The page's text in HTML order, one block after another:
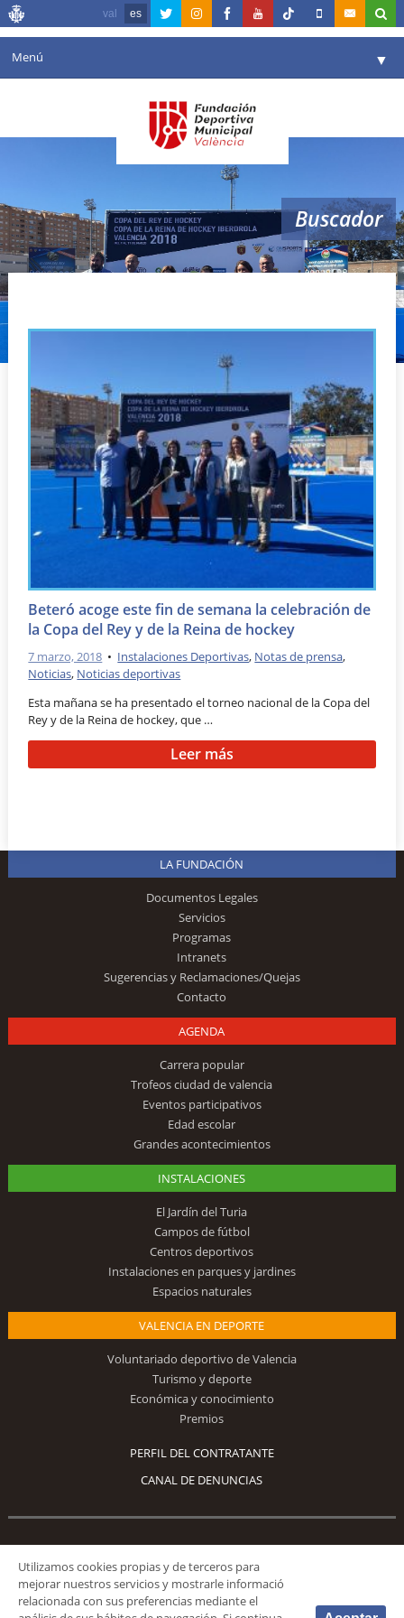
val es
Menú ▼
Agenda
Comunicación ▼
Valencia en deporte ▼
Buscador
copa rey y reina hockey
Beteró acoge este fin de semana la celebración de
la Copa del Rey y de la Reina de hockey
7 marzo, 2018 • Instalaciones Deportivas, Notas de prensa,
Noticias, Noticias deportivas
Esta mañana se ha presentado el torneo nacional de la Copa del
Rey y de la Reina de hockey, que …
Leer más
LA FUNDACIÓN
Documentos Legales
Servicios
Programas
Intranets
Sugerencias y Reclamaciones/Quejas
Contacto
AGENDA
Carrera popular
Trofeos ciudad de valencia
Eventos participativos
Edad escolar
Grandes acontecimientos
INSTALACIONES
El Jardín del Turia
Campos de fútbol
Centros deportivos
Instalaciones en parques y jardines
Espacios naturales
VALENCIA EN DEPORTE
Voluntariado deportivo de Valencia
Turismo y deporte
Económica y conocimiento
Premios
PERFIL DEL CONTRATANTE
CANAL DE DENUNCIAS
Síguenos
Utilizamos cookies propias y de terceros para
mejorar nuestros servicios y mostrarle informació
relacionada con sus preferencias mediante el